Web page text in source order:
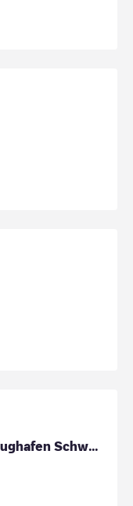
BILLA Vienna-Airport Wien-Flughafen Schwechat